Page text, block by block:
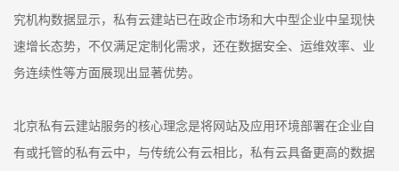
究机构数据显示，私有云建站已在政企市场和大中型企业中呈现快
速增长态势，不仅满足定制化需求，还在数据安全、运维效率、业
务连续性等方面展现出显著优势。
北京私有云建站服务的核心理念是将网站及应用环境部署在企业自
有或托管的私有云中，与传统公有云相比，私有云具备更高的数据